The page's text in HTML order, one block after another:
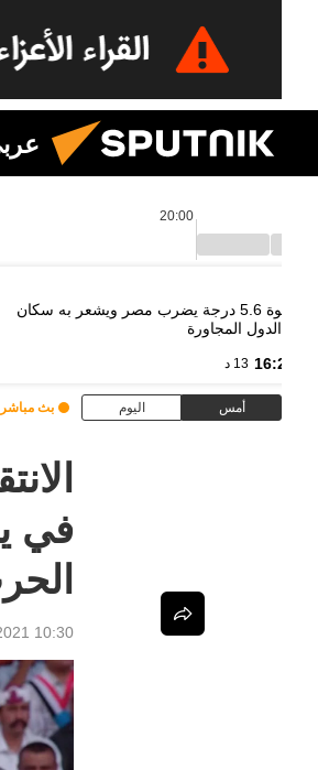
20:00
زلزال بقوة 5.6 درجة يضرب مصر ويشعر به سكان
من الدول المجاورة
16:20 13 د
أمس اليوم بث مباشر
في
10:30 GMT 02.03.2021